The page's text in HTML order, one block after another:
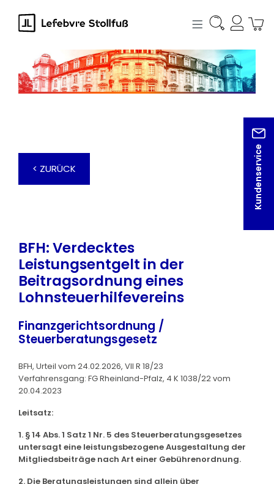
springen
Kundenservice
< ZURÜCK
BFH: Verdecktes
Leistungsentgelt in der
Beitragsordnung eines
Lohnsteuerhilfevereins
Finanzgerichtsordnung /
Steuerberatungsgesetz
BFH, Urteil vom 24.02.2026, VII R 18/23
Verfahrensgang: FG Rheinland-Pfalz, 4 K 1038/22 vom
20.04.2023
Leitsatz:
1. § 14 Abs. 1 Satz 1 Nr. 5 des Steuerberatungsgesetzes
untersagt eine leistungsbezogene Ausgestaltung der
Mitgliedsbeiträge nach Art einer Gebührenordnung.
2. Die Beratungsleistungen sind allein über